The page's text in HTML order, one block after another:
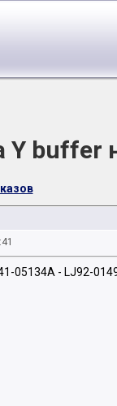
Y buffer
05134A - LJ92-